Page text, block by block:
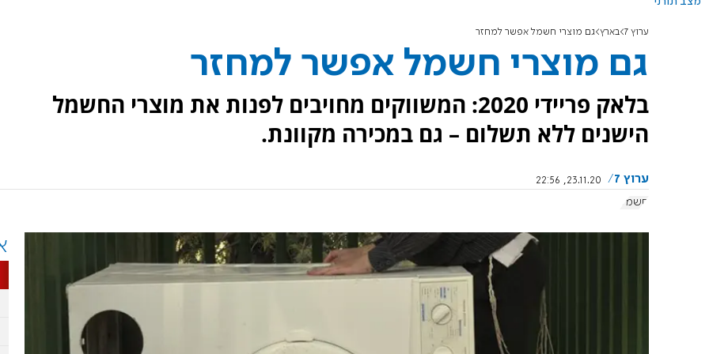
ערוץ 7 בארץ גם מוצרי חשמל אפשר למחזר
גם מוצרי חשמל אפשר למחזר
בלאק פריידי 2020: המשווקים מחויבים לפנות את מוצרי החשמל
הישנים ללא תשלום – גם במכירה מקוונת.
ערוץ 7
23.11.20, 22:56
חשמל